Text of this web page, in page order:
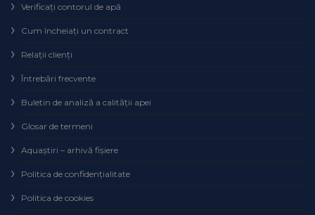
Verificaţi contorul de apă
Cum încheiaţi un contract
Relaţii clienţi
Întrebări frecvente
Buletin de analiză a calităţii apei
Glosar de termeni
Aquaștiri – arhivă fișiere
Politica de confidențialitate
Politica de cookies